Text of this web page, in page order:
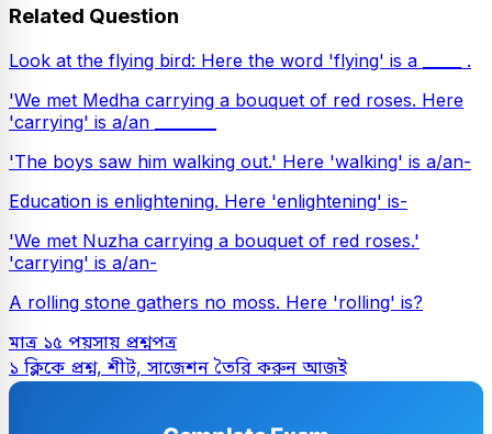
Related Question
Look at the flying bird: Here the word 'flying' is a _____ .
'We met Medha carrying a bouquet of red roses. Here
'carrying' is a/an ________
'The boys saw him walking out.' Here 'walking' is a/an-
Education is enlightening. Here 'enlightening' is-
'We met Nuzha carrying a bouquet of red roses.'
'carrying' is a/an-
A rolling stone gathers no moss. Here 'rolling' is?
মাত্র ১৫ পয়সায় প্রশ্নপত্র
১ ক্লিকে প্রশ্ন, শীট, সাজেশন তৈরি করুন আজই